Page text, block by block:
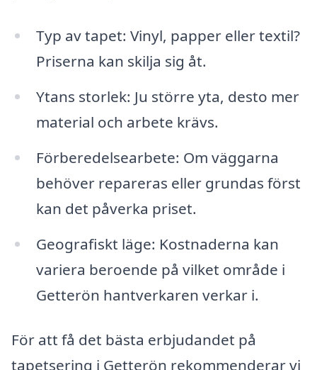
Typ av tapet: Vinyl, papper eller textil?
Priserna kan skilja sig åt.
Ytans storlek: Ju större yta, desto mer
material och arbete krävs.
Förberedelsearbete: Om väggarna
behöver repareras eller grundas först
kan det påverka priset.
Geografiskt läge: Kostnaderna kan
variera beroende på vilket område i
Getterön hantverkaren verkar i.
För att få det bästa erbjudandet på
tapetsering i Getterön rekommenderar vi